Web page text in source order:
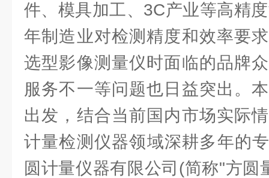
件、模具加工、3C产业等高精
年制造业对检测精度和效率要
选型影像测量仪时面临的品牌
服务不一等问题也日益突出。
出发，结合当前国内市场实际
计量检测仪器领域深耕多年的
圆计量仪器有限公司(简称"方圆